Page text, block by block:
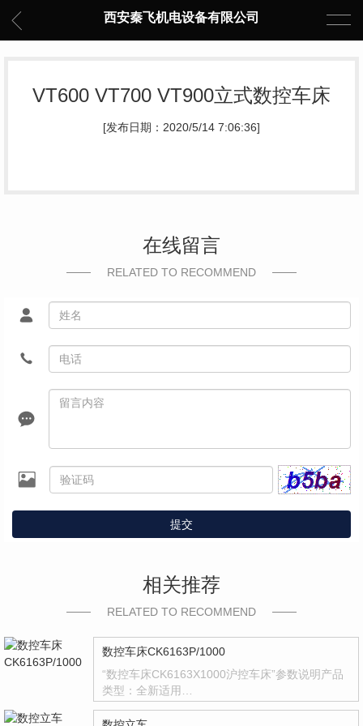
西安秦飞机电设备有限公司
VT600 VT700 VT900立式数控车床
[发布日期：2020/5/14 7:06:36]
在线留言
RELATED TO RECOMMEND
提交
相关推荐
RELATED TO RECOMMEND
数控车床CK6163P/1000
“数控车床CK6163X1000沪控车床”参数说明产品
类型：全新适用…